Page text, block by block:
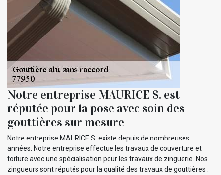
Notre entreprise MAURICE S. est
réputée pour la pose avec soin des
gouttières sur mesure
Notre entreprise MAURICE S. existe depuis de nombreuses
années. Notre entreprise effectue les travaux de couverture et
toiture avec une spécialisation pour les travaux de zinguerie. Nos
zingueurs sont réputés pour la qualité des travaux de gouttières :